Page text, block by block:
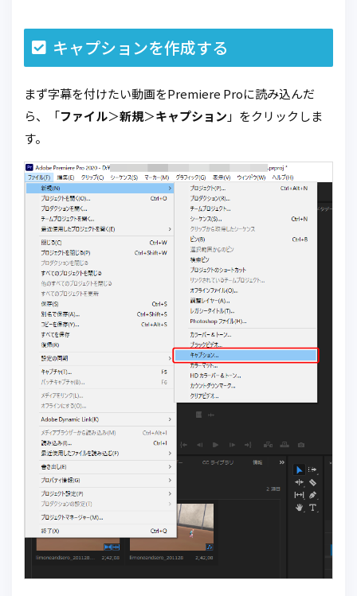
キャプションを作成する
まず字幕を付けたい動画をPremiere Proに読み込んだ
ら、「ファイル＞新規＞キャプション 」をクリックしま
す。